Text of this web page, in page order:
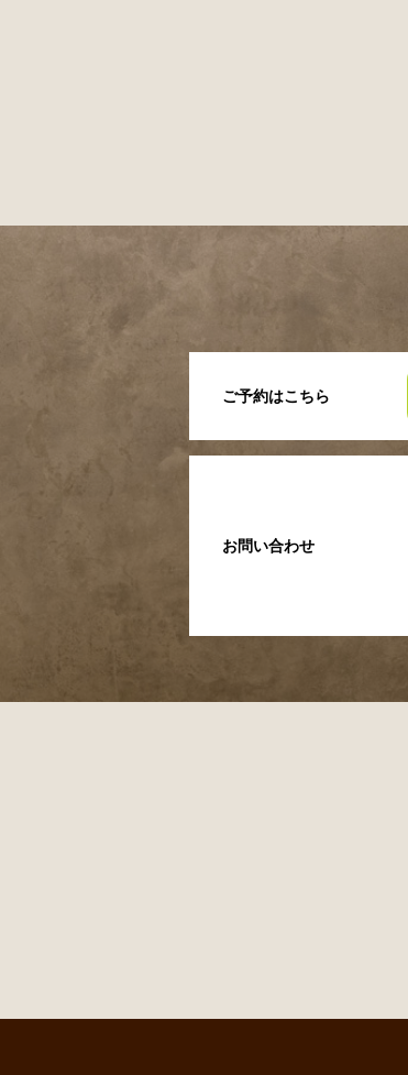
ご予約はこちら
お問い合わせ